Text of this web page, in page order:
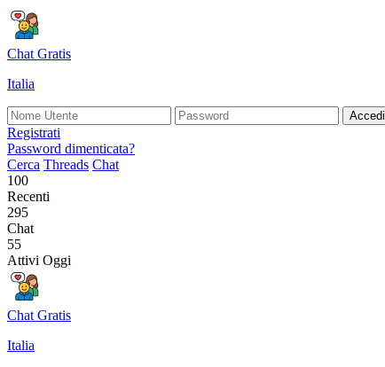
Chat Gratis
Italia
Accedi
Registrati
Password dimenticata?
Cerca Threads Chat
100
Recenti
295
Chat
55
Attivi Oggi
Chat Gratis
Italia